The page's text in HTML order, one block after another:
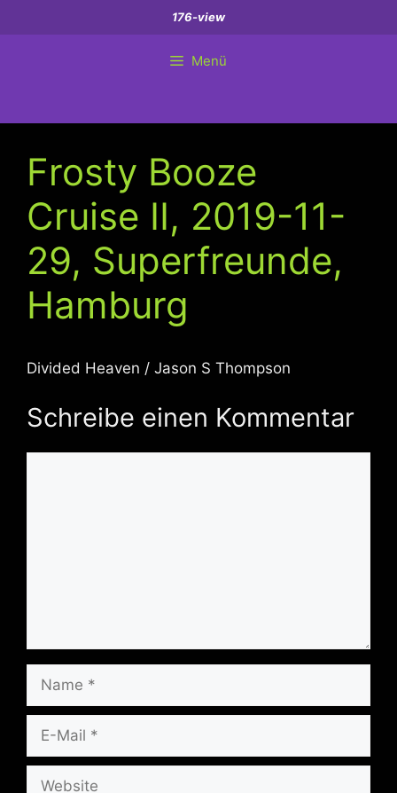
Inhalt
176-view
Menü
Frosty Booze
Cruise II, 2019-11-
29, Superfreunde,
Hamburg
Divided Heaven / Jason S Thompson
Schreibe einen Kommentar
Mail